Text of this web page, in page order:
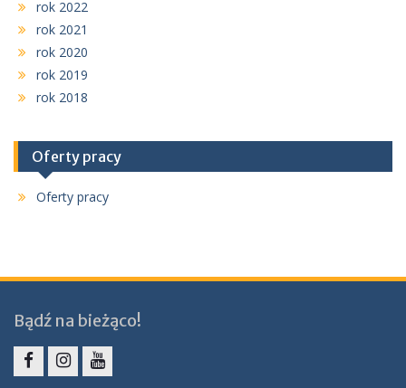
rok 2022
rok 2021
rok 2020
rok 2019
rok 2018
Oferty pracy
Oferty pracy
Bądź na bieżąco!